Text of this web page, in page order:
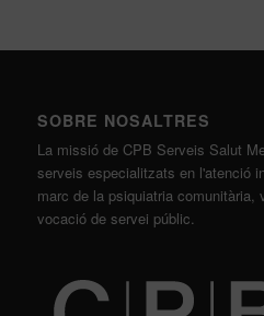
SOBRE NOSALTRES
La missió de CPB Serveis Salut
serveis especialitzats en l'atenció
marc de la psiquiatria comunitària,
vocació de servei públic.